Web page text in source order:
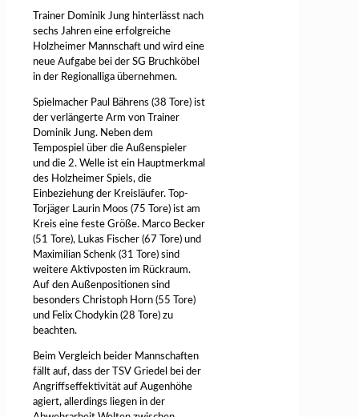
Trainer Dominik Jung hinterlässt nach
sechs Jahren eine erfolgreiche
Holzheimer Mannschaft und wird eine
neue Aufgabe bei der SG Bruchköbel
in der Regionalliga übernehmen.
Spielmacher Paul Bährens (38 Tore) ist
der verlängerte Arm von Trainer
Dominik Jung. Neben dem
Tempospiel über die Außenspieler
und die 2. Welle ist ein Hauptmerkmal
des Holzheimer Spiels, die
Einbeziehung der Kreisläufer. Top-
Torjäger Laurin Moos (75 Tore) ist am
Kreis eine feste Größe. Marco Becker
(51 Tore), Lukas Fischer (67 Tore) und
Maximilian Schenk (31 Tore) sind
weitere Aktivposten im Rückraum.
Auf den Außenpositionen sind
besonders Christoph Horn (55 Tore)
und Felix Chodykin (28 Tore) zu
beachten.
Beim Vergleich beider Mannschaften
fällt auf, dass der TSV Griedel bei der
Angriffseffektivität auf Augenhöhe
agiert, allerdings liegen in der